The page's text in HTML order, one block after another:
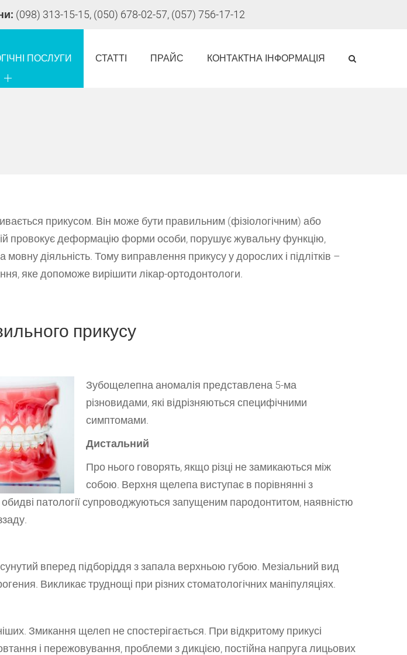
(098) 313-15-15, (050) 678-02-57, (057) 756-17-12
ПОСЛУГИ СТАТТІ ПРАЙС КОНТАКТНА ІНФОРМАЦІЯ
прикусом. Він може бути правильним (фізіологічним) або
провокує деформацію форми особи, порушує жувальну функцію,
мовну діяльність. Тому виправлення прикусу у дорослих і підлітків –
яке допоможе вирішити лікар-ортодонтологи.
прикусу
Зубощелепна аномалія представлена 5-ма
різновидами, які відрізняються специфічними
симптомами.
Дистальний
Про нього говорять, якщо різці не замикаються між
собою. Верхня щелепа виступає в порівнянні з
патології супроводжуються запущеним пародонтитом, наявністю
вперед підборіддя з запала верхньою губою. Мезіальний вид
Викликає труднощі при різних стоматологічних маніпуляціях.
Змикання щелеп не спостерігається. При відкритому прикусі
і пережовування, проблеми з дикцією, постійна напруга лицьових